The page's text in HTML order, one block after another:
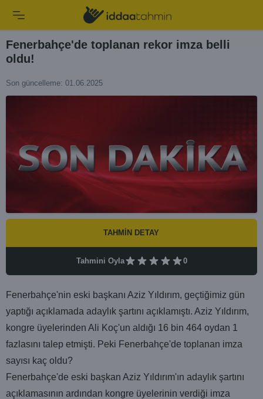
Fenerbahçe'de toplanan rekor imza belli
oldu!
Son güncelleme: 01.06.2025
TAHMİN DETAY
Tahmini Oyla 0
Fenerbahçe'nin eski başkanı Aziz Yıldırım, geçtiğimiz gün
yaptığı açıklamada adaylık şartını açıklamıştı. Aziz Yıldırım,
kongre üyelerinden Ali Koç'un aldığı 16 bin 464 oydan 1
fazlasını talep etmişti. Peki Fenerbahçe'de toplanan imza
sayısı kaç oldu?
Fenerbahçe'de eski başkan Aziz Yıldırım'ın adaylık şartını
açıklamasının ardından kongre üyelerinin verdiği imza